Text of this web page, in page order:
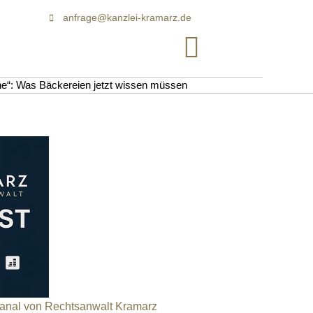
anfrage@kanzlei-kramarz.de
Was Bäckereien jetzt wissen müssen